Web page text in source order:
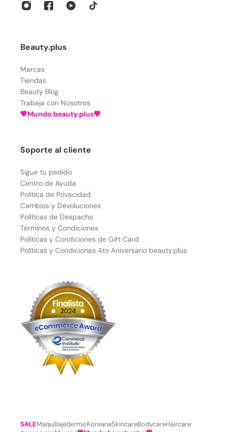
Beauty.plus
Marcas
Tiendas
Beauty Blog
Trabaja con Nosotros
💖Mundo beauty.plus💖
Soporte al cliente
Sigue tu pedido
Centro de Ayuda
Política de Privacidad
Cambios y Devoluciones
Políticas de Despacho
Términos y Condiciones
Políticas y Condiciones de Gift Card
Políticas y Condiciones 4to Aniversario beauty.plus
SALEMaquillajedermoKoreanaSkincareBodycareHaircare